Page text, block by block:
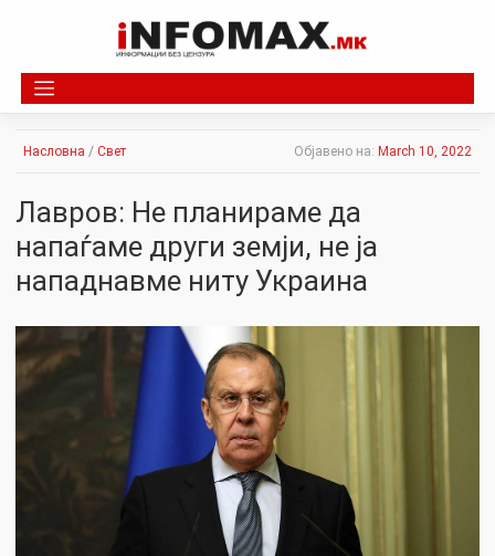
Насловна / Свет Објавено на: March 10, 2022
Лавров: Не планираме да
напаѓаме други земји, не ја
нападнавме ниту Украина